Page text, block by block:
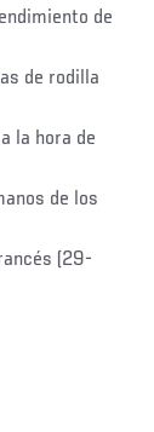
de
de rodilla
la hora de
de los
(29-